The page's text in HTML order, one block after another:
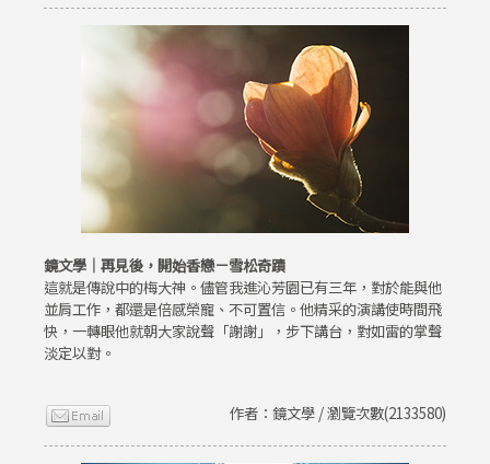
鏡文學｜再見後，開始香戀－雪松奇蹟
這就是傳說中的梅大神。儘管我進沁芳園已有三年，對於能與他
並肩工作，都還是倍感榮寵、不可置信。他精采的演講使時間飛
快，一轉眼他就朝大家說聲「謝謝」，步下講台，對如雷的掌聲
淡定以對。
作者：鏡文學 / 瀏覽次數(2133580)